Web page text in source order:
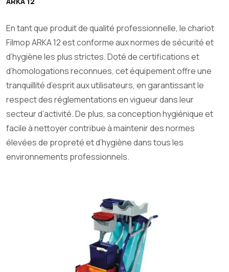
En tant que produit de qualité professionnelle, le chariot
Filmop ARKA 12 est conforme aux normes de sécurité et
d’hygiène les plus strictes. Doté de certifications et
d’homologations reconnues, cet équipement offre une
tranquillité d’esprit aux utilisateurs, en garantissant le
respect des réglementations en vigueur dans leur
secteur d’activité. De plus, sa conception hygiénique et
facile à nettoyer contribue à maintenir des normes
élevées de propreté et d’hygiène dans tous les
environnements professionnels.